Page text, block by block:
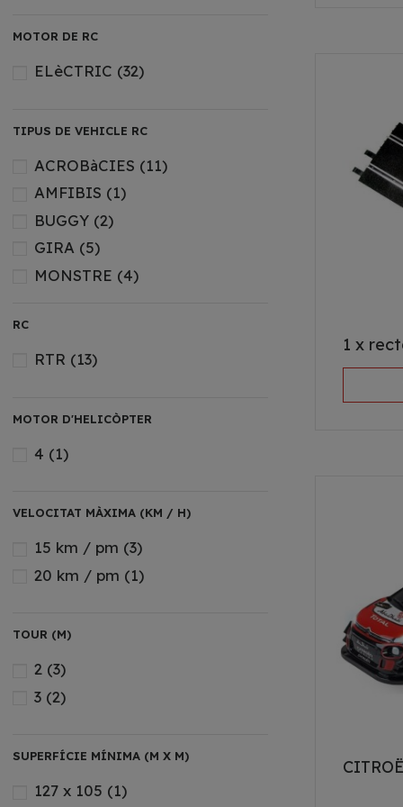
1 x
MOTOR DE RC
ELèCTRIC (32)
TIPUS DE VEHICLE RC
ACROBàCIES (11)
AMFIBIS (1)
BUGGY (2)
GIRA (5)
MONSTRE (4)
Vehicle elèctric
RC
RTR (13)
MOTOR D'HELICÒPTER
4 (1)
VELOCITAT MÀXIMA (KM / H)
15 km / pm (3)
20 km / pm (1)
TOUR (M)
2 (3)
3 (2)
SUPERFÍCIE MÍNIMA (M X M)
127 x 105 (1)